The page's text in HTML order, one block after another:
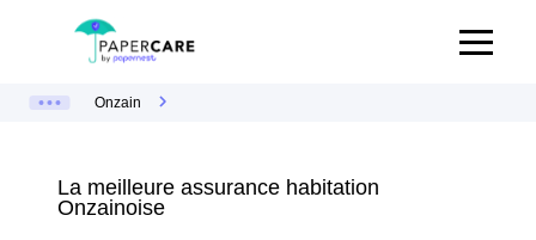
Onzain
La meilleure assurance habitation
Onzainoise